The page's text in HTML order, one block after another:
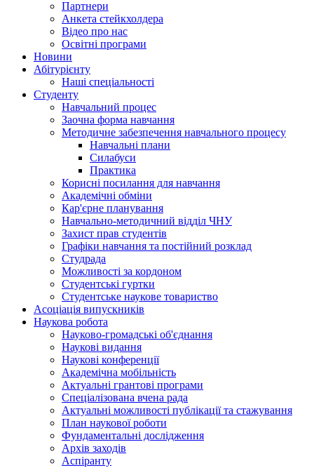
Партнери
Анкета стейкхолдера
Відео про нас
Освітні програми
Hовини
Абітурієнту
Наші спеціальності
Студенту
Навчальний процес
Заочна форма навчання
Методичне забезпечення навчального процесу
Навчальні плани
Силабуси
Практика
Корисні посилання для навчання
Академічні обміни
Кар'єрне планування
Навчально-методичний відділ ЧНУ
Захист прав студентів
Графіки навчання та постійний розклад
Студрада
Можливості за кордоном
Студентські гуртки
Студентське наукове товариство
Асоціація випускників
Наукова робота
Науково-громадські об'єднання
Наукові видання
Наукові конференції
Академічна мобільність
Актуальні грантові програми
Спеціалізована вчена рада
Актуальні можливості публікації та стажування
План наукової роботи
Фундаментальні дослідження
Архів заходів
Аспіранту